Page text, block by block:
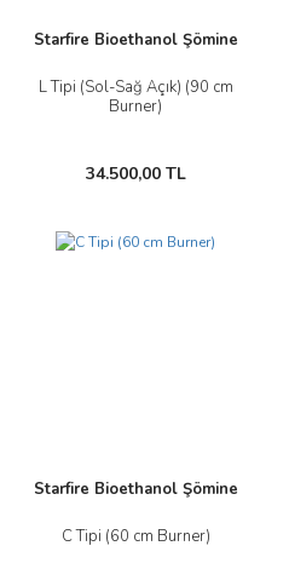
Starfire Bioethanol Şömine
L Tipi (Sol-Sağ Açık) (90 cm
Burner)
34.500,00 TL
Starfire Bioethanol Şömine
C Tipi (60 cm Burner)